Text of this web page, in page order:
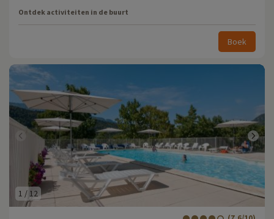
Ontdek activiteiten in de buurt
Boek
1 / 12